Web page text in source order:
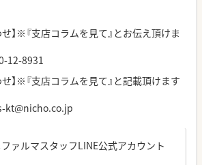
】※『支店コラムを見て』とお伝え頂けま
12-8931
】※『支店コラムを見て』と記載頂けます
kt@nicho.co.jp
ァルマスタッフLINE公式アカウント